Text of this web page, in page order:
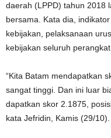
daerah (LPPD) tahun 2018
bersama. Kata dia,
kebijakan, pelaksanaan
kebijakan seluruh perangkat
“Kita Batam mendapatkan
sangat tinggi. Dan ini luar
dapatkan skor 2.1875,
kata Jefridin, Kamis (29/10).